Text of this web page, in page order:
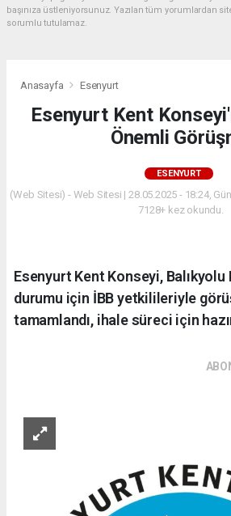
başınıza üstleniyorsunuz. Yazılan tüm yorumlardan
sorumlu tutulamaz.
Anasayfa Esenyurt
Esenyurt Kent
Önemli
ESENYURT
(Web Sitesi) - Web Sitesi | 28.05.2025 - 18:24,
7128+ kez okundu.
Esenyurt Kent Konseyi,
durumu için İBB yetkilileriyle
tamamlandı, ihale süreci için